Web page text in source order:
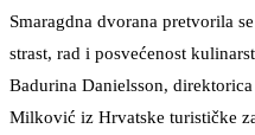
Smaragdna dvorana pretvorila
strast, rad i posvećenost
Badurina Danielsson,
Milković iz Hrvatske turističke